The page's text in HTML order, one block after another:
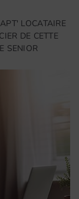
LOCATAIRE
DE CETTE
SENIOR